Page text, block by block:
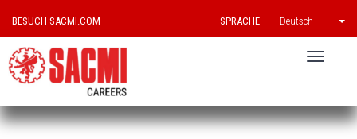
BESUCH SACMI.COM SPRACHE Deutsch